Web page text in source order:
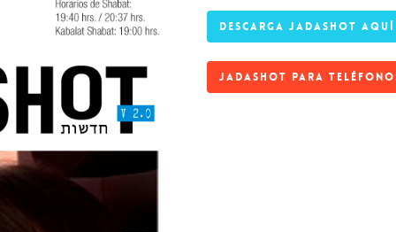
DESCARGA JADASHOT AQUÍ
JADASHOT PARA